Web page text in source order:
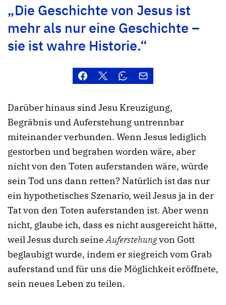
„Die Geschichte von Jesus ist
mehr als nur eine Geschichte –
sie ist wahre Historie.“
Darüber hinaus sind Jesu Kreuzigung,
Begräbnis und Auferstehung untrennbar
miteinander verbunden. Wenn Jesus lediglich
gestorben und begraben worden wäre, aber
nicht von den Toten auferstanden wäre, würde
sein Tod uns dann retten? Natürlich ist das nur
ein hypothetisches Szenario, weil Jesus ja in der
Tat von den Toten auferstanden ist. Aber wenn
nicht, glaube ich, dass es nicht ausgereicht hätte,
weil Jesus durch seineAuferstehungvon Gott
beglaubigt wurde, indem er siegreich vom Grab
auferstand und für uns die Möglichkeit eröffnete,
sein neues Leben zu teilen.